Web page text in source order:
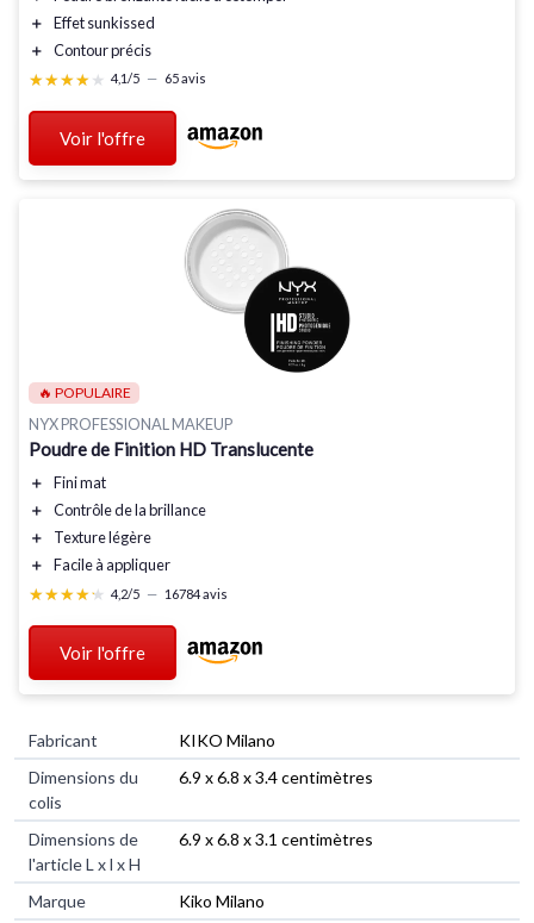
＋
Effet sunkissed
＋
Contour précis
★★★★★
★★★★★ 4,1/5 — 65 avis
Voir l'offre
🔥 POPULAIRE
NYX PROFESSIONAL MAKEUP
Poudre de Finition HD Translucente
＋ Finimat
＋
Contrôle de labrillance
＋
Texturelégère
＋
Facile à appliquer
★★★★★
★★★★★ 4,2/5 — 16784 avis
Voir l'offre
Fabricant
‎KIKO Milano
Dimensions du
colis
‎6.9 x 6.8 x 3.4 centimètres
Dimensions de
l'article L x l x H
‎6.9 x 6.8 x 3.1 centimètres
Marque
‎Kiko Milano